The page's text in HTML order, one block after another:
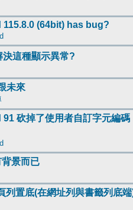
(64bit) has bug?
決這種顯示異常?
未來
砍掉了使用者自訂字元編碼
景而已
列置底(在網址列與書籤列底